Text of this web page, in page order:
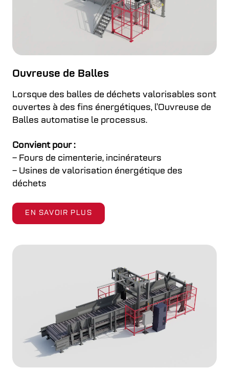
Ouvreuse de Balles
Lorsque des balles de déchets valorisables sont
ouvertes à des fins énergétiques, l’Ouvreuse de
Balles automatise le processus.
Convient pour :
– Fours de cimenterie, incinérateurs
– Usines de valorisation énergétique des
déchets
EN SAVOIR PLUS